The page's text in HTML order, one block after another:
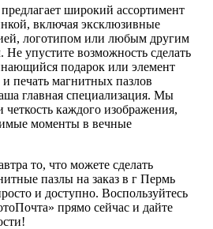
широкий ассортимент
включая эксклюзивные
логотипом или любым другим
упустите возможность сделать
подарок или элемент
печать магнитных пазлов
главная специализация. Мы
четкость каждого изображения,
моменты в вечные
то, что можете сделать
пазлы на заказ в г Пермь
и доступно. Воспользуйтесь
прямо сейчас и дайте